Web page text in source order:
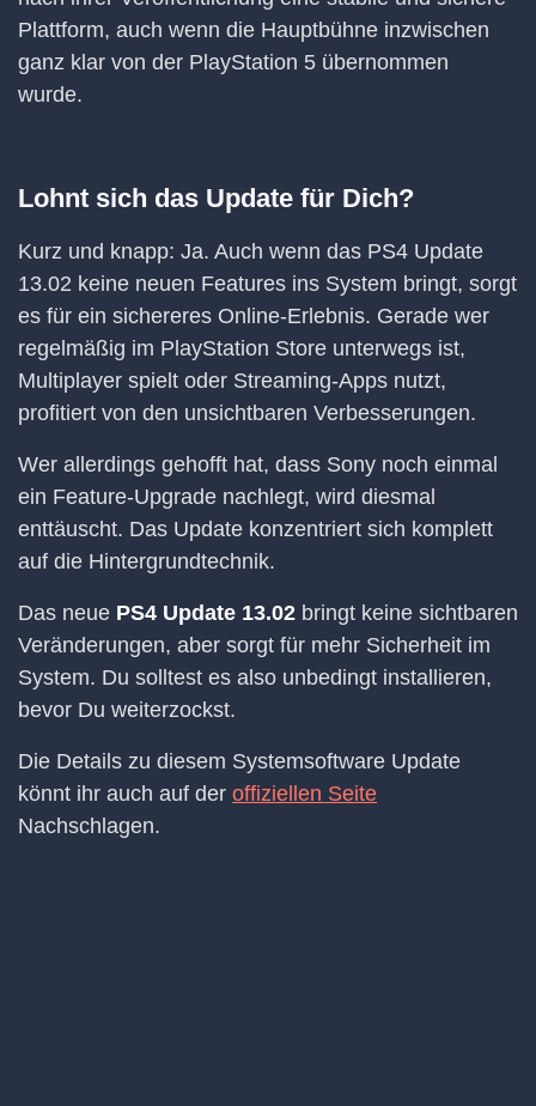
Plattform, auch wenn die Hauptbühne inzwischen
ganz klar von der PlayStation 5 übernommen
wurde.
Lohnt sich das Update für Dich?
Kurz und knapp: Ja. Auch wenn das PS4 Update
13.02 keine neuen Features ins System bringt, sorgt
es für ein sichereres Online-Erlebnis. Gerade wer
regelmäßig im PlayStation Store unterwegs ist,
Multiplayer spielt oder Streaming-Apps nutzt,
profitiert von den unsichtbaren Verbesserungen.
Wer allerdings gehofft hat, dass Sony noch einmal
ein Feature-Upgrade nachlegt, wird diesmal
enttäuscht. Das Update konzentriert sich komplett
auf die Hintergrundtechnik.
Das neue PS4 Update 13.02 bringt keine sichtbaren
Veränderungen, aber sorgt für mehr Sicherheit im
System. Du solltest es also unbedingt installieren,
bevor Du weiterzockst.
Die Details zu diesem Systemsoftware Update
könnt ihr auch auf der offiziellen Seite
Nachschlagen.